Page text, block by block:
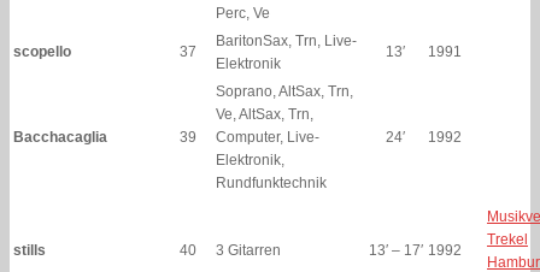
Perc, Ve
scopello 37
BaritonSax, Trn, Live-
Elektronik
13′ 1991
Bacchacaglia 39
Soprano, AltSax, Trn,
Ve, AltSax, Trn,
Computer, Live-
Elektronik,
Rundfunktechnik
24′ 1992
stills 40 3 Gitarren 13′ – 17′ 1992
Trekel